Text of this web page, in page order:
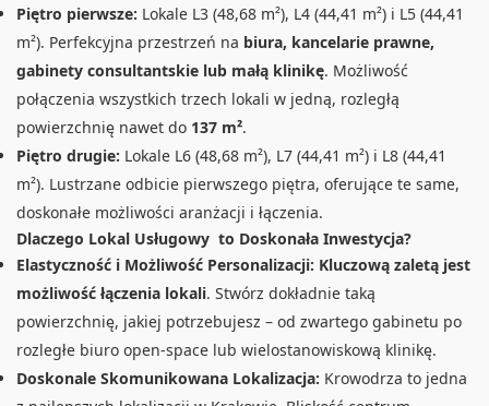
Piętro pierwsze: Lokale L3 (48,68 m²), L4 (44,41 m²) i L5 (44,41
m²). Perfekcyjna przestrzeń na biura, kancelarie prawne,
gabinety consultantskie lub małą klinikę. Możliwość
połączenia wszystkich trzech lokali w jedną, rozległą
powierzchnię nawet do 137 m².
Piętro drugie: Lokale L6 (48,68 m²), L7 (44,41 m²) i L8 (44,41
m²). Lustrzane odbicie pierwszego piętra, oferujące te same,
doskonałe możliwości aranżacji i łączenia.
Dlaczego Lokal Usługowy to Doskonała Inwestycja?
Elastyczność i Możliwość Personalizacji: Kluczową zaletą jest
możliwość łączenia lokali. Stwórz dokładnie taką
powierzchnię, jakiej potrzebujesz – od zwartego gabinetu po
rozległe biuro open-space lub wielostanowiskową klinikę.
Doskonale Skomunikowana Lokalizacja: Krowodrza to jedna